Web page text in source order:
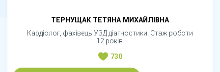
ТЕРНУЩАК ТЕТЯНА МИХАЙЛІВНА
Кардіолог, фахівець УЗД діагностики. Стаж роботи
12 років.
730